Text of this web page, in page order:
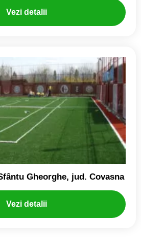
Vezi detalii
Gheorghe, jud. Covasna
Vezi detalii